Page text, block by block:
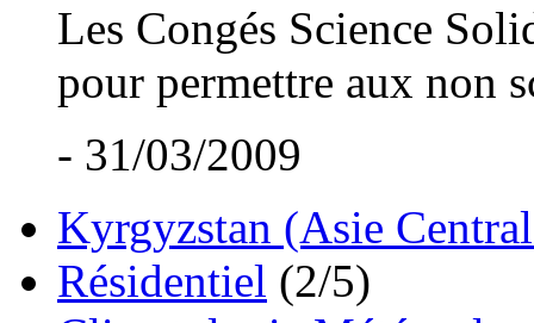
Les Congés Science
pour permettre aux non
- 31/03/2009
Kyrgyzstan (Asie
Résidentiel (2/5)